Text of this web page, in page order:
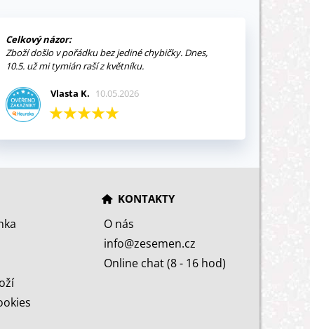
Celkový názor:
Zboží došlo v pořádku bez jediné chybičky. Dnes,
10.5. už mi tymián raší z květníku.
Vlasta K. 10.05.2026
KONTAKTY
O nás
info@zesemen.cz
Online chat (8 - 16 hod)